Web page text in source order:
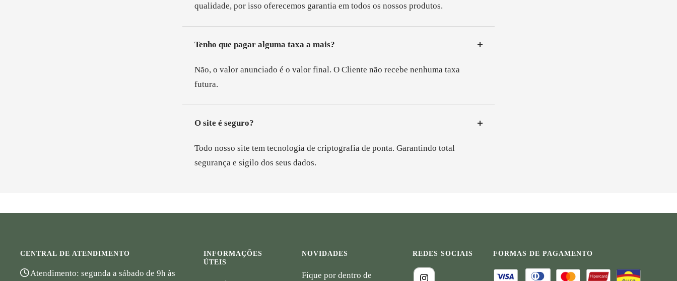
qualidade, por isso oferecemos garantia em todos os nossos produtos.
Tenho que pagar alguma taxa a mais?
Não, o valor anunciado é o valor final. O Cliente não recebe nenhuma taxa
futura.
O site é seguro?
Todo nosso site tem tecnologia de criptografia de ponta. Garantindo total
segurança e sigilo dos seus dados.
CENTRAL DE ATENDIMENTO
Atendimento: segunda a sábado de 9h às
INFORMAÇÕES
ÚTEIS
NOVIDADES
Fique por dentro de
REDES SOCIAIS FORMAS DE PAGAMENTO